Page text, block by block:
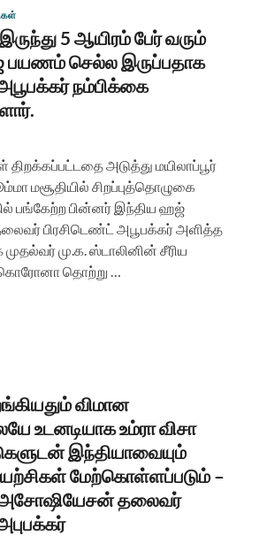
5 ஆயிரம் பேர் வரும்
செல்ல இருப்பதாக
நம்பிக்கை
திறக்கப்பட்டதை அடுத்து மயிலாப்பூர்
மசூதியில் சிறப்புத்தொழுகை
பங்கேற்ற பின்னர் இந்திய ஹஜ்
பிரசிடெண்ட் அபூபக்கர் அளித்த
முதல்வர் மு.க. ஸ்டாலினின் சீரிய
தொற்று …
விமான
உடனடியாக உம்ரா விசா
இந்தியாவையும்
மேற்கொள்ளப்படும் –
தலைவர்